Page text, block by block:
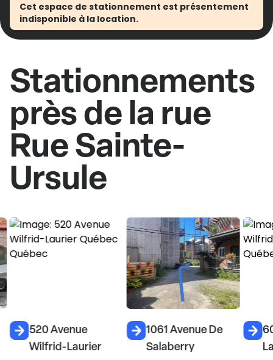
Cet espace de stationnement est présentement
indisponible à la location.
Stationnements
près de la rue
Rue Sainte-
Ursule
520 Avenue
Wilfrid-Laurier
1061 Avenue De
Salaberry